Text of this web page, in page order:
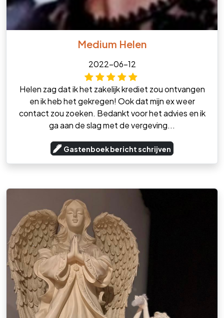
Medium Helen
2022-06-12
Helen zag dat ik het zakelijk krediet zou ontvangen
en ik heb het gekregen! Ook dat mijn ex weer
contact zou zoeken. Bedankt voor het advies en ik
ga aan de slag met de vergeving...
Gastenboek bericht schrijven